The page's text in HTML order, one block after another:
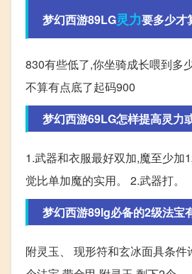
梦幻西游89LG灵力要多少才
830有些低了,你坐骑成长喂到多
不算有点底了起码900
梦幻西游69LG怎样提高灵力
1.武器和衣服最好双加,魔至少
觉比单加魔的实用。 2.武器打。
梦幻西游89lg必备的2级法宝
附灵玉、 现形符和玄冰面具条